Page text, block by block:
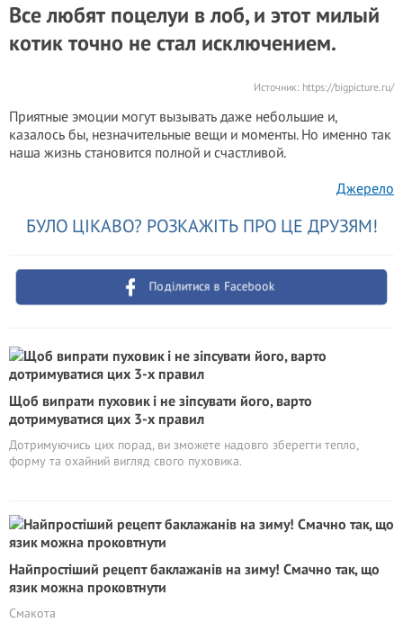
Все любят поцелуи в лоб, и этот милый
котик точно не стал исключением.
Источник: https://bigpicture.ru/
Приятные эмоции могут вызывать даже небольшие и,
казалось бы, незначительные вещи и моменты. Но именно так
наша жизнь становится полной и счастливой.
Джерело
БУЛО ЦІКАВО? РОЗКАЖІТЬ ПРО ЦЕ ДРУЗЯМ!
Поділитися в Facebook
Щоб випрати пуховик і не зіпсувати його, варто
дотримуватися цих 3-х правил
Дотримуючись цих порад, ви зможете надовго зберегти тепло,
форму та охайний вигляд свого пуховика.
Найпростіший рецепт баклажанів на зиму! Смачно так, що
язик можна проковтнути
Смакота